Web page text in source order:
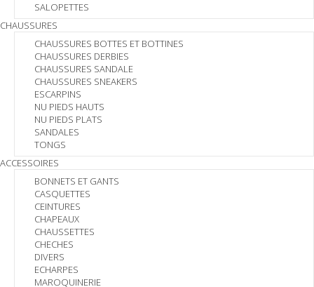
SALOPETTES
CHAUSSURES
CHAUSSURES BOTTES ET BOTTINES
CHAUSSURES DERBIES
CHAUSSURES SANDALE
CHAUSSURES SNEAKERS
ESCARPINS
NU PIEDS HAUTS
NU PIEDS PLATS
SANDALES
TONGS
ACCESSOIRES
BONNETS ET GANTS
CASQUETTES
CEINTURES
CHAPEAUX
CHAUSSETTES
CHECHES
DIVERS
ECHARPES
MAROQUINERIE